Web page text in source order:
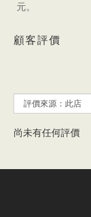
元。
顧客評價
尚未有任何評價